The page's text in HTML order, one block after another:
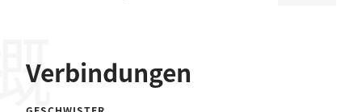
Verbindungen